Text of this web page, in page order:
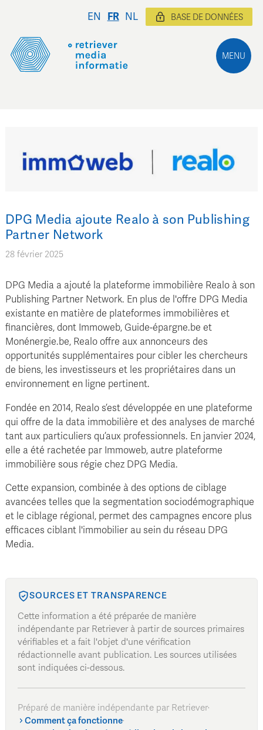
MENU
EN FR NL BASE DE DONNÉES
DPG Media ajoute Realo à son Publishing
Partner Network
28 février 2025
DPG Media a ajouté la plateforme immobilière Realo à son
Publishing Partner Network. En plus de l'offre DPG Media
existante en matière de plateformes immobilières et
financières, dont Immoweb, Guide-épargne.be et
Monénergie.be, Realo offre aux annonceurs des
opportunités supplémentaires pour cibler les chercheurs
de biens, les investisseurs et les propriétaires dans un
environnement en ligne pertinent.
Fondée en 2014, Realo s’est développée en une plateforme
qui offre de la data immobilière et des analyses de marché
tant aux particuliers qu’aux professionnels. En janvier 2024,
elle a été rachetée par Immoweb, autre plateforme
immobilière sous régie chez DPG Media.
Cette expansion, combinée à des options de ciblage
avancées telles que la segmentation sociodémographique
et le ciblage régional, permet des campagnes encore plus
efficaces ciblant l'immobilier au sein du réseau DPG
Media.
SOURCES ET TRANSPARENCE
Cette information a été préparée de manière
indépendante par Retriever à partir de sources primaires
vérifiables et a fait l'objet d'une vérification
rédactionnelle avant publication. Les sources utilisées
sont indiquées ci-dessous.
Préparé de manière indépendante par Retriever·
Comment ça fonctionne·